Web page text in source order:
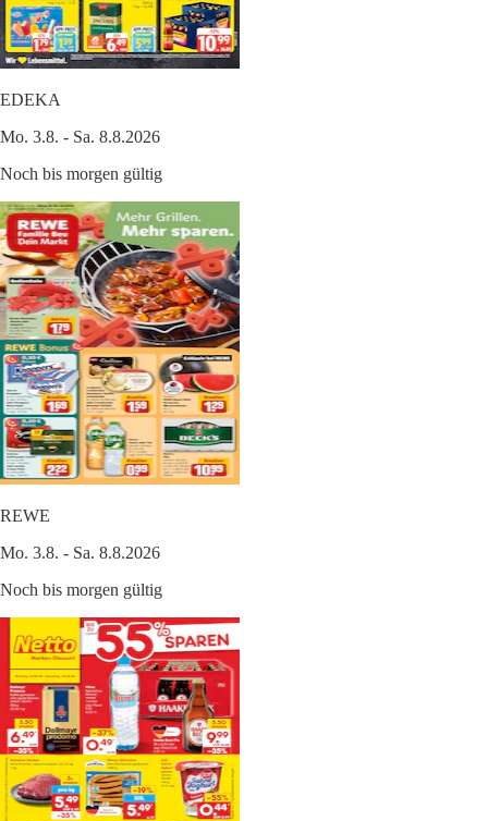
EDEKA
Mo. 3.8. - Sa. 8.8.2026
Noch bis morgen gültig
REWE
Mo. 3.8. - Sa. 8.8.2026
Noch bis morgen gültig